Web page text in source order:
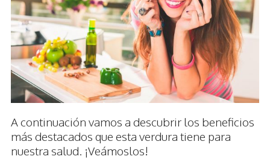
A continuación vamos a descubrir los beneficios
más destacados que esta verdura tiene para
nuestra salud. ¡Veámoslos!